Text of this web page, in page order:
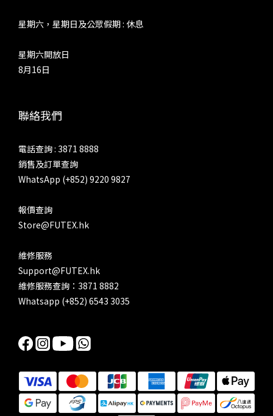
星期六，星期日及公眾假期 : 休息
星期六開放日
8月16日
聯絡我們
電話查詢 : 3871 8888
銷售及訂單查詢
WhatsApp (+852) 9220 9827
報價查詢
Store@FUTEX.hk
維修服務
Support@FUTEX.hk
維修服務查詢：3871 8882
Whatsapp (+852) 6543 3035